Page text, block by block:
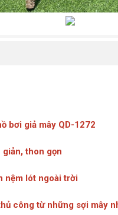
bơi giả mây QD-1272
giản, thon gọn
nệm lót ngoài trời
công từ những sợi mây